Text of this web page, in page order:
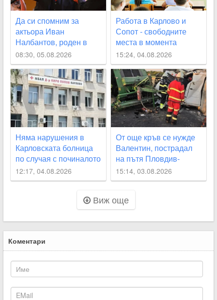
Да си спомним за
актьора Иван
Налбантов, роден в
Карловско на днешната
дата
08:30, 05.08.2026
Работа в Карлово и
Сопот - свободните
места в момента
15:24, 04.08.2026
Няма нарушения в
Карловската болница
по случая с починалото
бебе
12:17, 04.08.2026
От още кръв се нужде
Валентин, пострадал
на пътя Пловдив-
Карлово
15:14, 03.08.2026
Виж още
Коментари